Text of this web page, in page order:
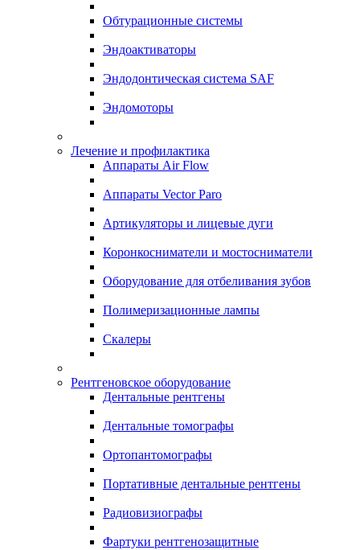
Обтурационные системы
Эндоактиваторы
Эндодонтическая система SAF
Эндомоторы
Лечение и профилактика
Аппараты Air Flow
Аппараты Vector Paro
Артикуляторы и лицевые дуги
Коронкосниматели и мостосниматели
Оборудование для отбеливания зубов
Полимеризационные лампы
Скалеры
Рентгеновское оборудование
Дентальные рентгены
Дентальные томографы
Ортопантомографы
Портативные дентальные рентгены
Радиовизиографы
Фартуки рентгенозащитные